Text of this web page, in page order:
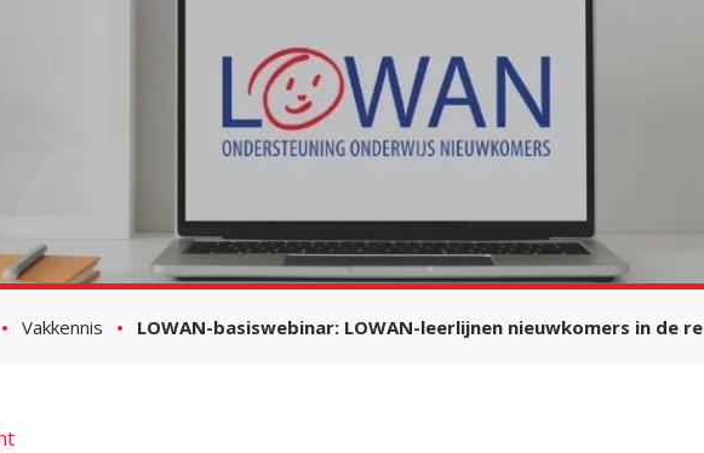
Vakkennis LOWAN-basiswebinar: LOWAN-leerlijnen nieuwkomers in de